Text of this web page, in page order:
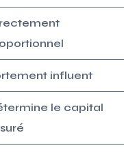
influent
le capital